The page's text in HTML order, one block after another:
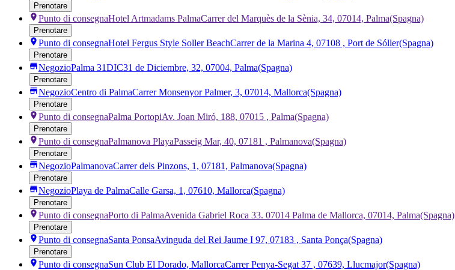
Prenotare
Punto di consegnaHotel Artmadams PalmaCarrer del Marquès de la Sènia, 34, 07014, Palma(Spagna)
Prenotare
Punto di consegnaHotel Fergus Style Soller BeachCarrer de la Marina 4, 07108 , Port de Sóller(Spagna)
Prenotare
NegozioPalma 31DIC31 de Diciembre, 32, 07004, Palma(Spagna)
Prenotare
NegozioCentro di PalmaCarrer Monsenyor Palmer, 3, 07014, Mallorca(Spagna)
Prenotare
Punto di consegnaPalma PortopiAv. Joan Miró, 188, 07015 , Palma(Spagna)
Prenotare
Punto di consegnaPalmanova PlayaPasseig Mar, 40, 07181 , Palmanova(Spagna)
Prenotare
NegozioPalmanovaCarrer dels Pinzons, 1, 07181, Palmanova(Spagna)
Prenotare
NegozioPlaya de PalmaCalle Garsa, 1, 07610, Mallorca(Spagna)
Prenotare
Punto di consegnaPorto di PalmaAvenida Gabriel Roca 33. 07014 Palma de Mallorca, 07014, Palma(Spagna)
Prenotare
Punto di consegnaSanta PonsaAvinguda del Rei Jaume I 97, 07183 , Santa Ponça(Spagna)
Prenotare
Punto di consegnaSun Club El Dorado, MallorcaCarrer Penya-Segat 37 , 07639, Llucmajor(Spagna)